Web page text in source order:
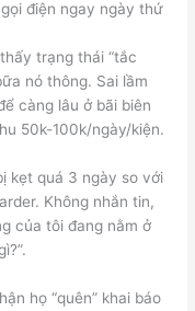
điện ngay ngày thứ
trạng thái “tắc
nó thông. Sai lầm
càng lâu ở bãi biên
50k-100k/ngày/kiện.
kẹt quá 3 ngày so với
Không nhắn tin,
của tôi đang nằm ở
họ “quên” khai báo